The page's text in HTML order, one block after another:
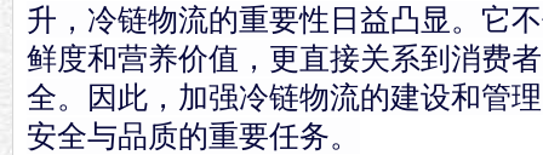
升，冷链物流的重要性日益凸显。它
鲜度和营养价值，更直接关系到消费
全。因此，加强冷链物流的建设和管
安全与品质的重要任务。